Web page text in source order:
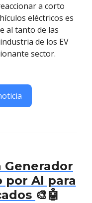
a corto
eléctricos es
al tanto de las
de los EV
sector.
Generador
por AI para
🎨🤖